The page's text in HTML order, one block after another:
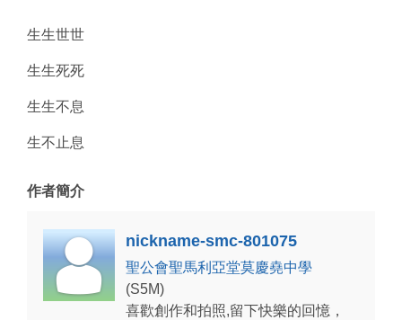
生生世世
生生死死
生生不息
生不止息
作者簡介
nickname-smc-801075
聖公會聖馬利亞堂莫慶堯中學
(S5M)
喜歡創作和拍照,留下快樂的回憶，